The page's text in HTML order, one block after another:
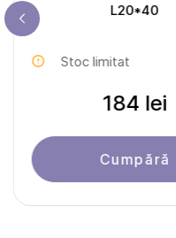
L20*40
Stoc limitat
184 lei
Cumpără